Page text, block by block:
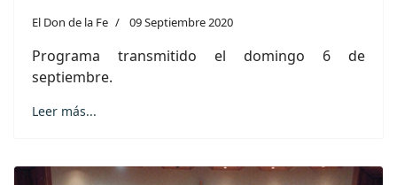
El Don de la Fe 09 Septiembre 2020
Programa transmitido el domingo 6 de
septiembre.
Leer más...